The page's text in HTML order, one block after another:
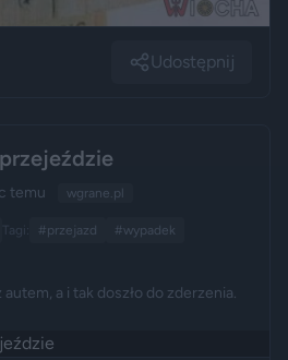
Udostępnij
temu wgrane.pl
Tagi: #przejazd
#wypadek
a i tak doszło do zderzenia.